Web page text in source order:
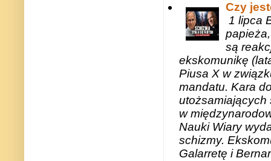
Czy
1 lipca
są
ekskomunikę
Piusa X w
mandatu. Kara
utożsamiających
w
Nauki Wiary
schizmy.
Galarretę i